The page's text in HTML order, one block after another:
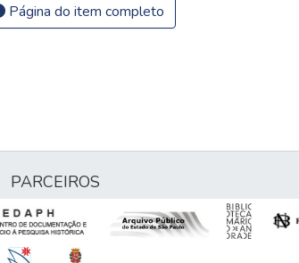
Página do item completo
PARCEIROS